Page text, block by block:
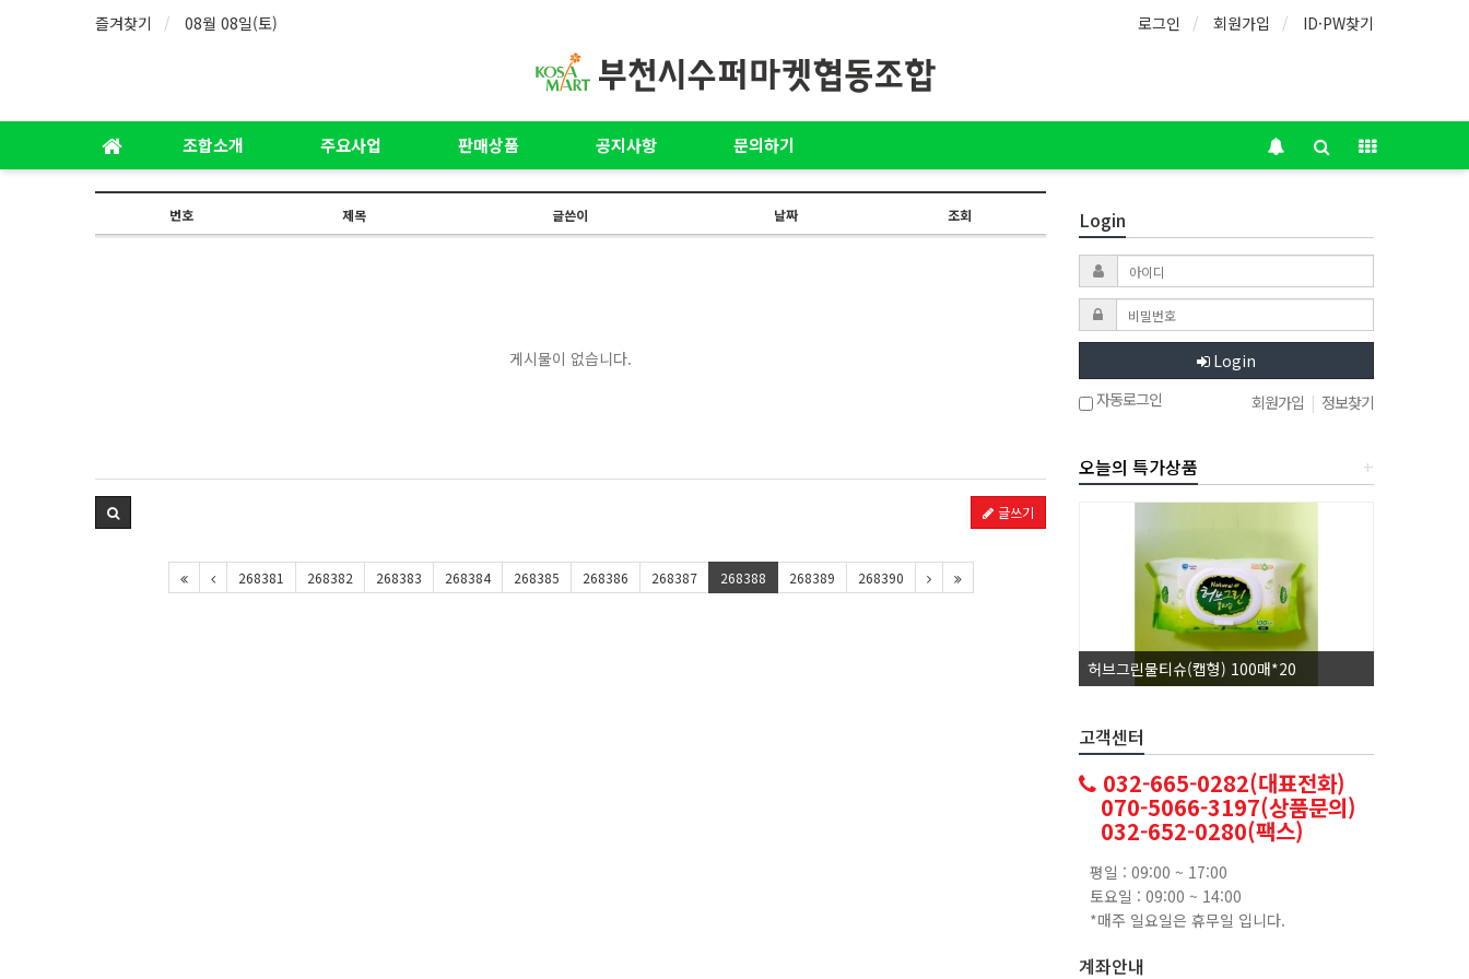
즐겨찾기 08월 08일(토) 로그인 회원가입 ID·PW찾기
조합소개 주요사업 판매상품 공지사항 문의하기
번호 제목 글쓴이 날짜 조회
게시물이 없습니다.
글쓰기
268381 268382 268383 268384 268385 268386 268387 268388 268389 268390
Login
Login
자동로그인
회원가입 | 정보찾기
+
오늘의 특가상품
허브그린물티슈(캡형) 100매*20
고객센터
032-665-0282(대표전화)
070-5066-3197(상품문의)
032-652-0280(팩스)
평일 : 09:00 ~ 17:00
토요일 : 09:00 ~ 14:00
*매주 일요일은 휴무일 입니다.
계좌안내